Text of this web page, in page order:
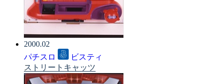
2000.02
パチスロ
ビスティ
ストリートキャッツ